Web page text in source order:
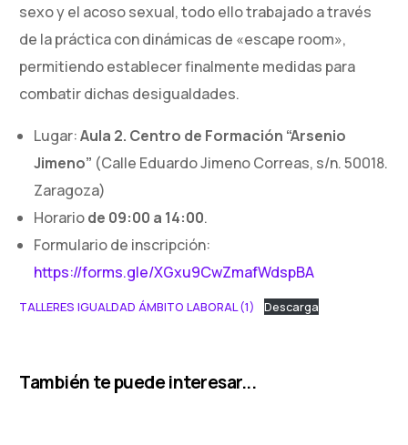
sexo y el acoso sexual, todo ello trabajado a través
de la práctica con dinámicas de «escape room»,
permitiendo establecer finalmente medidas para
combatir dichas desigualdades.
Lugar:Aula 2. Centro de Formación “Arsenio
Jimeno” (Calle Eduardo Jimeno Correas, s/n. 50018.
Zaragoza)
Horariode 09:00 a 14:00.
Formulario de inscripción:
https://forms.gle/XGxu9CwZmafWdspBA
TALLERES IGUALDAD ÁMBITO LABORAL (1) Descarga
También te puede interesar...